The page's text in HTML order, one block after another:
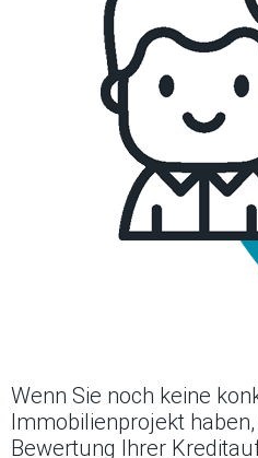
Wenn Sie noch keine
Immobilienprojekt
Bewertung Ihrer